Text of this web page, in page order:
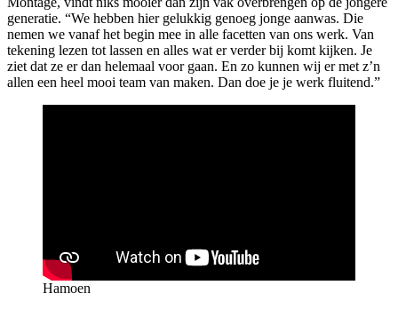
generatie. “We hebben hier gelukkig genoeg jonge aanwas. Die
nemen we vanaf het begin mee in alle facetten van ons werk. Van
tekening lezen tot lassen en alles wat er verder bij komt kijken. Je
ziet dat ze er dan helemaal voor gaan. En zo kunnen wij er met z’n
allen een heel mooi team van maken. Dan doe je je werk fluitend.”
Hamoen